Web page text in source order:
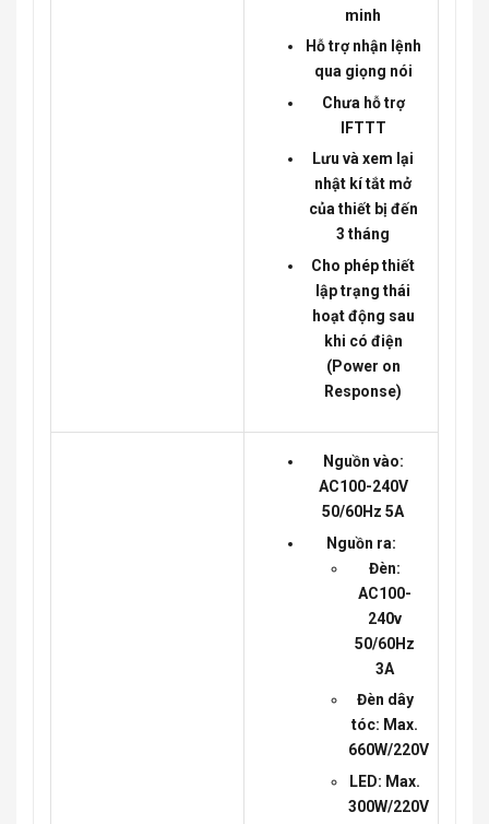
minh
Hỗ trợ nhận lệnh
qua giọng nói
Chưa hỗ trợ
IFTTT
Lưu và xem lại
nhật kí tắt mở
của thiết bị đến
3 tháng
Cho phép thiết
lập trạng thái
hoạt động sau
khi có điện
(Power on
Response)
Nguồn vào:
AC100-240V
50/60Hz 5A
Nguồn ra:
Đèn:
AC100-
240v
50/60Hz
3A
Đèn dây
tóc: Max.
660W/220V
LED: Max.
300W/220V